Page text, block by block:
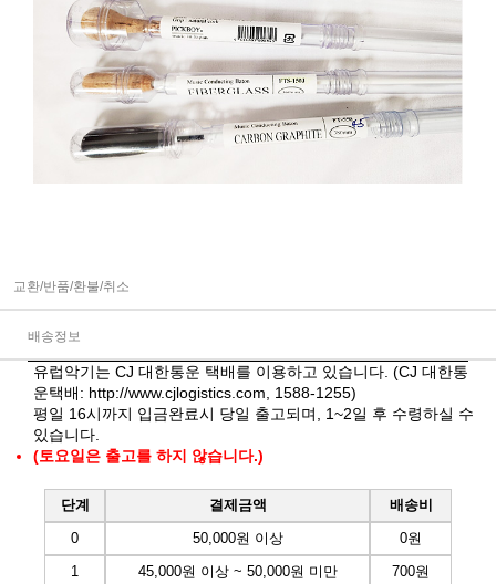
교환/반품/환불/취소
배송정보
유럽악기는 CJ 대한통운 택배를 이용하고 있습니다. (CJ 대한통
운택배: http://www.cjlogistics.com, 1588-1255)
평일 16시까지 입금완료시 당일 출고되며, 1~2일 후 수령하실 수
있습니다.
(토요일은 출고를 하지 않습니다.)
단계 결제금액
배송비
0
50,000원 이상
0원
1
45,000원 이상 ~ 50,000원 미만
700원